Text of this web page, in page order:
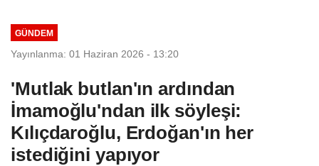
GÜNDEM
Yayınlanma: 01 Haziran 2026 - 13:20
'Mutlak butlan'ın ardından
İmamoğlu'ndan ilk söyleşi:
Kılıçdaroğlu, Erdoğan'ın her
istediğini yapıyor